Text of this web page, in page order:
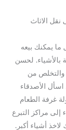
نقل الاثاث
ما يمكنك بيعه
بالأشياء. لحسن
والتخلص من
الأصدقاء
غرفة الطعام
مراكز التبرع
أشياء أكبر.